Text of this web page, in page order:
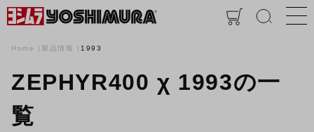
Home 製品情報 1993
ZEPHYR400 χ 1993の一
覧